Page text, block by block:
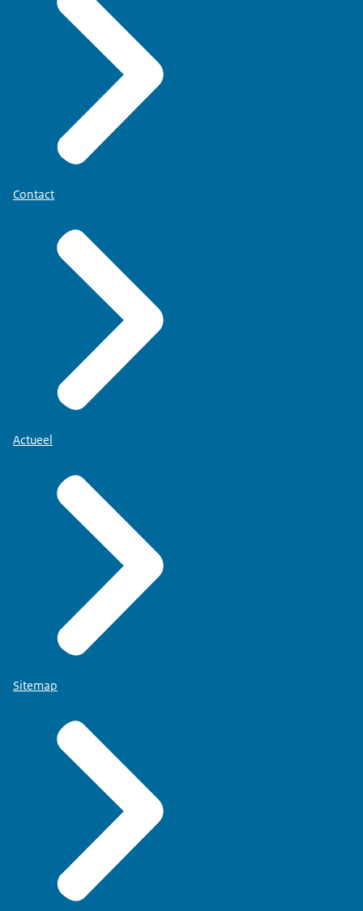
Contact
Actueel
Sitemap